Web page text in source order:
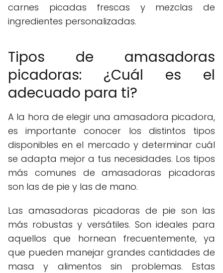
carnes picadas frescas y mezclas de
ingredientes personalizadas.
Tipos de amasadoras
picadoras: ¿Cuál es el
adecuado para ti?
A la hora de elegir una amasadora picadora,
es importante conocer los distintos tipos
disponibles en el mercado y determinar cuál
se adapta mejor a tus necesidades. Los tipos
más comunes de amasadoras picadoras
son las de pie y las de mano.
Las amasadoras picadoras de pie son las
más robustas y versátiles. Son ideales para
aquellos que hornean frecuentemente, ya
que pueden manejar grandes cantidades de
masa y alimentos sin problemas. Estas